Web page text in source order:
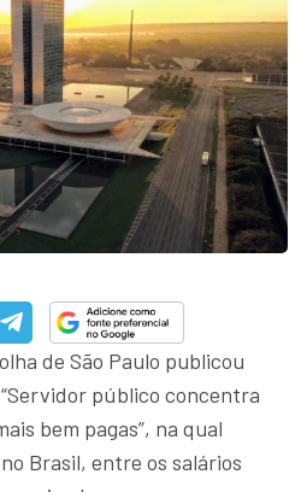
de São Paulo publicou
público concentra
bem pagas”, na qual
Brasil, entre os salários